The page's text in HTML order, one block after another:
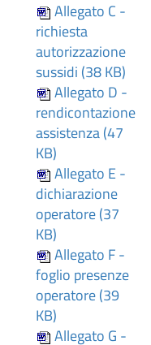
Allegato C -
richiesta
autorizzazione
sussidi (38 KB)
Allegato D -
rendicontazione
assistenza (47
KB)
Allegato E -
dichiarazione
operatore (37
KB)
Allegato F -
foglio presenze
operatore (39
KB)
Allegato G -